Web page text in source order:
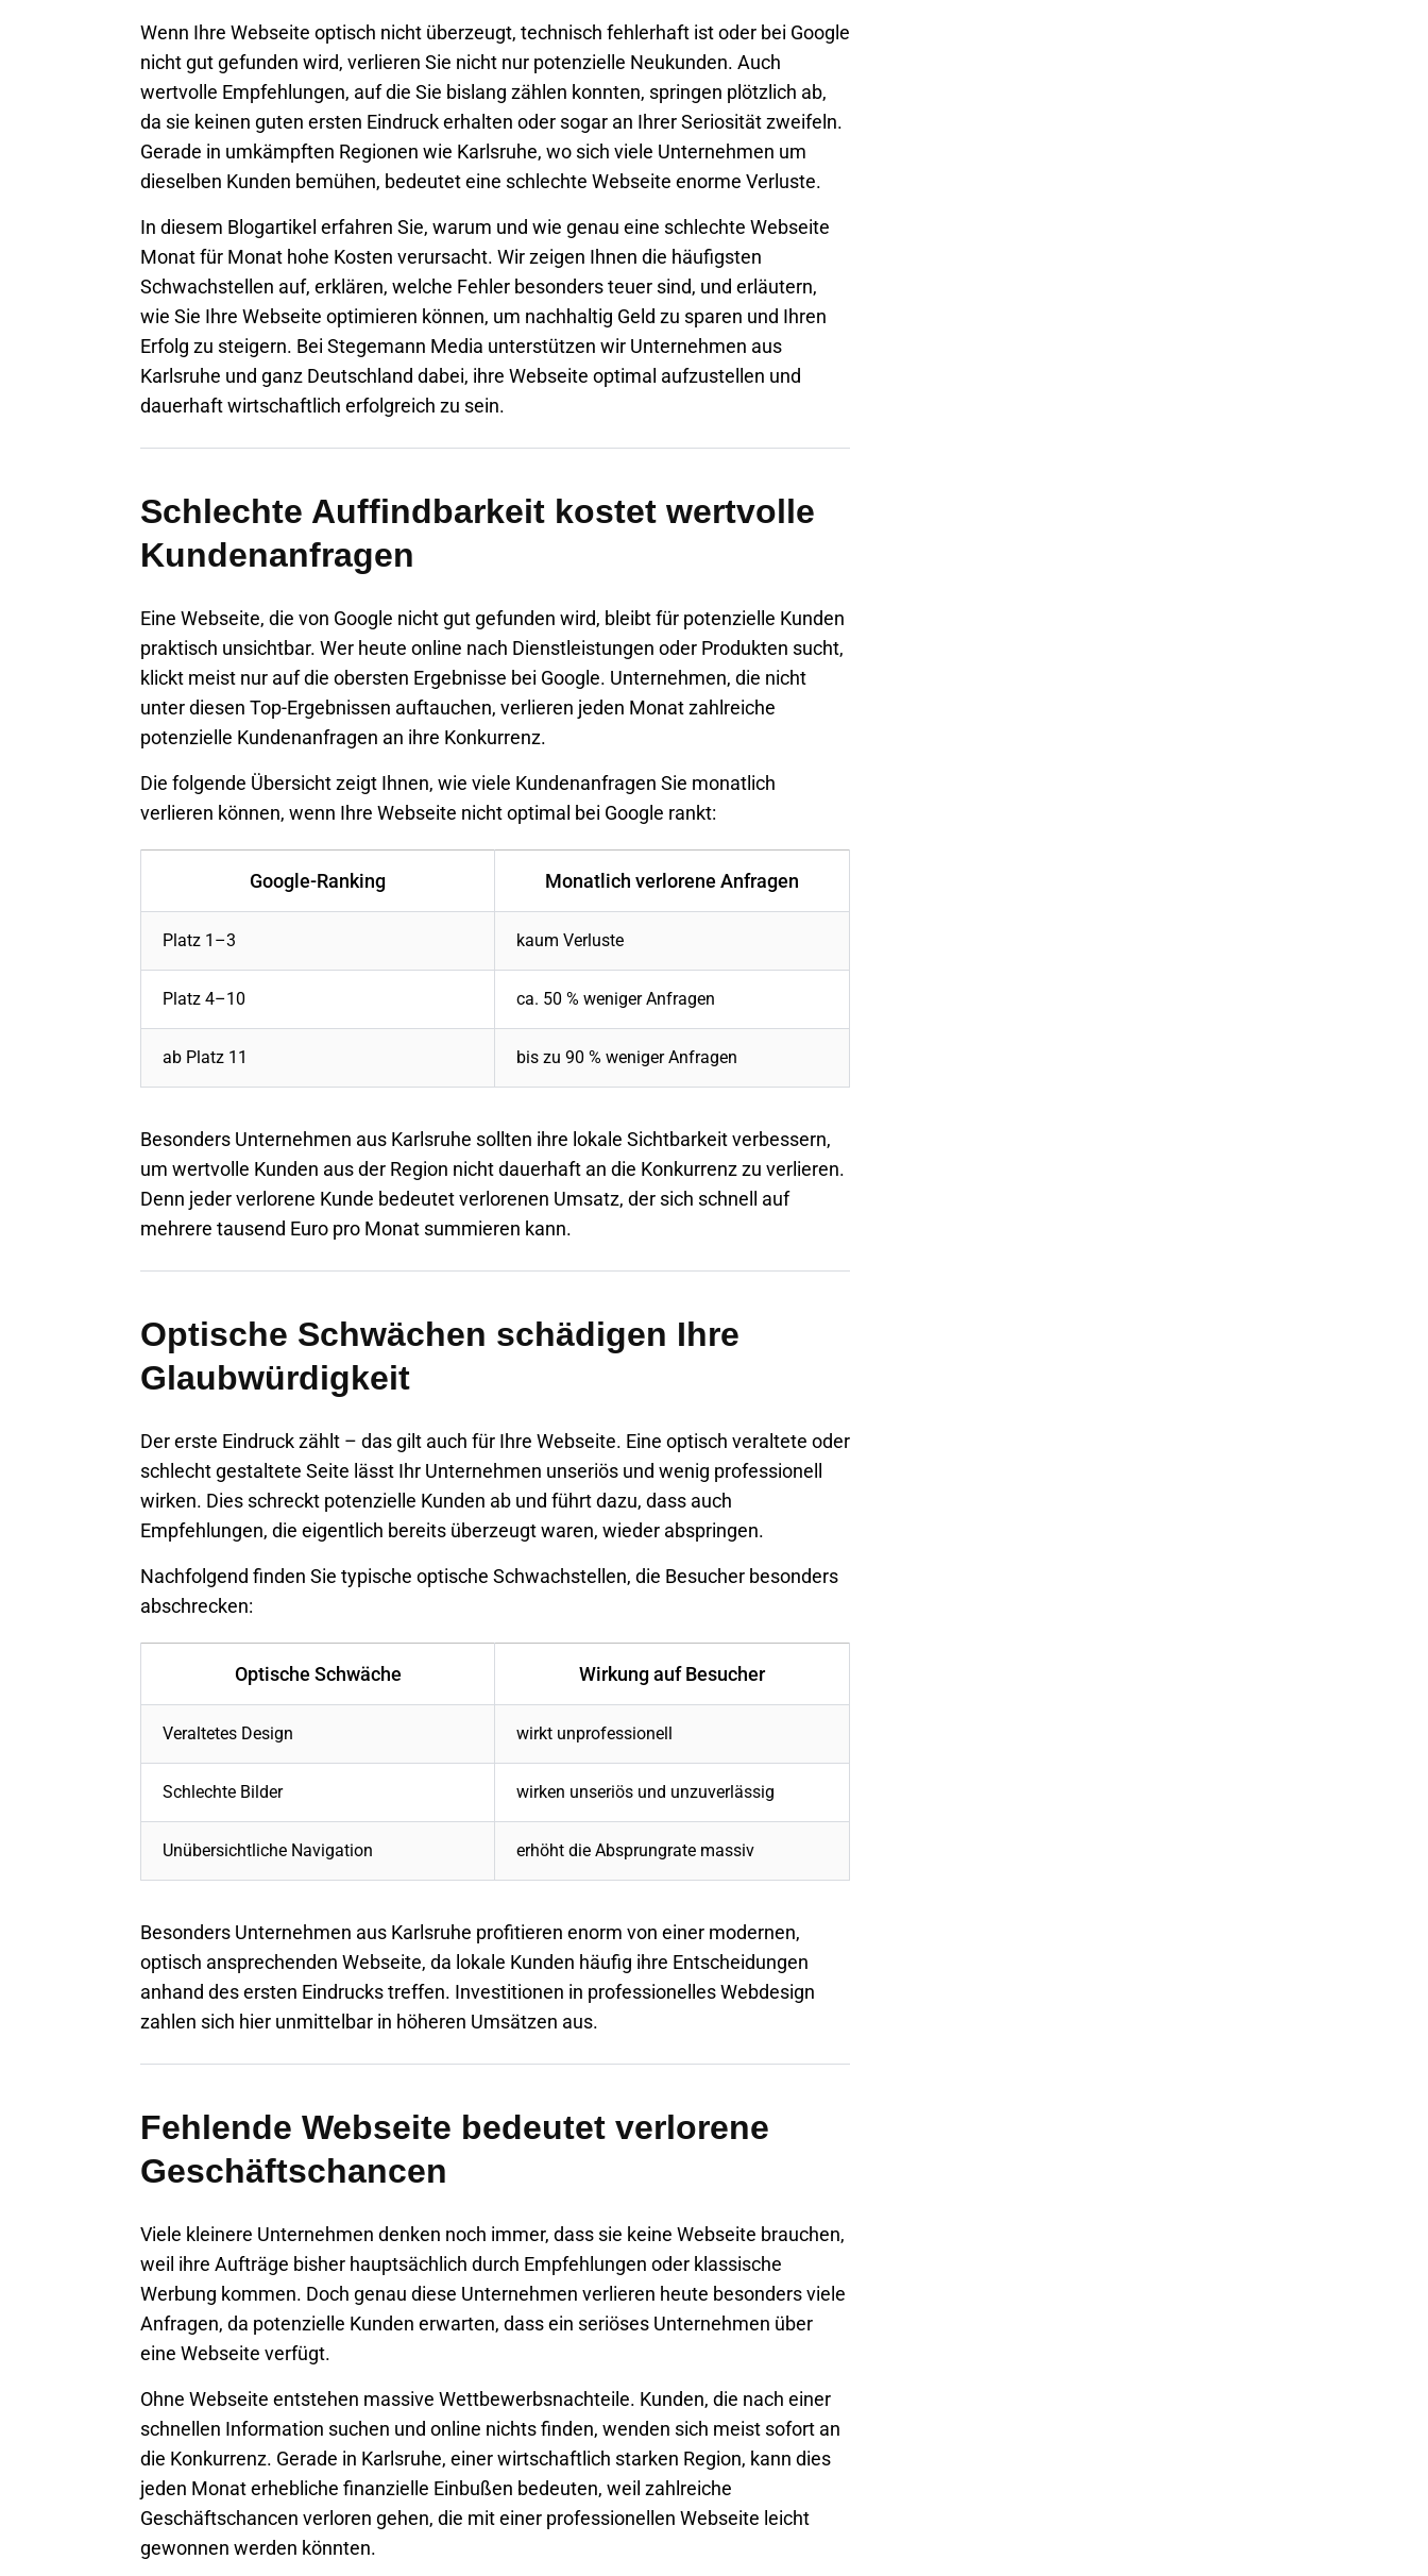
Wenn Ihre Webseite optisch nicht überzeugt, technisch fehlerhaft ist oder bei Google
nicht gut gefunden wird, verlieren Sie nicht nur potenzielle Neukunden. Auch
wertvolle Empfehlungen, auf die Sie bislang zählen konnten, springen plötzlich ab,
da sie keinen guten ersten Eindruck erhalten oder sogar an Ihrer Seriosität zweifeln.
Gerade in umkämpften Regionen wie Karlsruhe, wo sich viele Unternehmen um
dieselben Kunden bemühen, bedeutet eine schlechte Webseite enorme Verluste.
In diesem Blogartikel erfahren Sie, warum und wie genau eine schlechte Webseite
Monat für Monat hohe Kosten verursacht. Wir zeigen Ihnen die häufigsten
Schwachstellen auf, erklären, welche Fehler besonders teuer sind, und erläutern,
wie Sie Ihre Webseite optimieren können, um nachhaltig Geld zu sparen und Ihren
Erfolg zu steigern. Bei Stegemann Media unterstützen wir Unternehmen aus
Karlsruhe und ganz Deutschland dabei, ihre Webseite optimal aufzustellen und
dauerhaft wirtschaftlich erfolgreich zu sein.
Schlechte Auffindbarkeit kostet wertvolle
Kundenanfragen
Eine Webseite, die von Google nicht gut gefunden wird, bleibt für potenzielle Kunden
praktisch unsichtbar. Wer heute online nach Dienstleistungen oder Produkten sucht,
klickt meist nur auf die obersten Ergebnisse bei Google. Unternehmen, die nicht
unter diesen Top-Ergebnissen auftauchen, verlieren jeden Monat zahlreiche
potenzielle Kundenanfragen an ihre Konkurrenz.
Die folgende Übersicht zeigt Ihnen, wie viele Kundenanfragen Sie monatlich
verlieren können, wenn Ihre Webseite nicht optimal bei Google rankt:
Google-Ranking Monatlich verlorene Anfragen
Platz 1–3 kaum Verluste
Platz 4–10 ca. 50 % weniger Anfragen
ab Platz 11 bis zu 90 % weniger Anfragen
Besonders Unternehmen aus Karlsruhe sollten ihre lokale Sichtbarkeit verbessern,
um wertvolle Kunden aus der Region nicht dauerhaft an die Konkurrenz zu verlieren.
Denn jeder verlorene Kunde bedeutet verlorenen Umsatz, der sich schnell auf
mehrere tausend Euro pro Monat summieren kann.
Optische Schwächen schädigen Ihre
Glaubwürdigkeit
Der erste Eindruck zählt – das gilt auch für Ihre Webseite. Eine optisch veraltete oder
schlecht gestaltete Seite lässt Ihr Unternehmen unseriös und wenig professionell
wirken. Dies schreckt potenzielle Kunden ab und führt dazu, dass auch
Empfehlungen, die eigentlich bereits überzeugt waren, wieder abspringen.
Nachfolgend finden Sie typische optische Schwachstellen, die Besucher besonders
abschrecken:
Optische Schwäche Wirkung auf Besucher
Veraltetes Design wirkt unprofessionell
Schlechte Bilder wirken unseriös und unzuverlässig
Unübersichtliche Navigation erhöht die Absprungrate massiv
Besonders Unternehmen aus Karlsruhe profitieren enorm von einer modernen,
optisch ansprechenden Webseite, da lokale Kunden häufig ihre Entscheidungen
anhand des ersten Eindrucks treffen. Investitionen in professionelles Webdesign
zahlen sich hier unmittelbar in höheren Umsätzen aus.
Fehlende Webseite bedeutet verlorene
Geschäftschancen
Viele kleinere Unternehmen denken noch immer, dass sie keine Webseite brauchen,
weil ihre Aufträge bisher hauptsächlich durch Empfehlungen oder klassische
Werbung kommen. Doch genau diese Unternehmen verlieren heute besonders viele
Anfragen, da potenzielle Kunden erwarten, dass ein seriöses Unternehmen über
eine Webseite verfügt.
Ohne Webseite entstehen massive Wettbewerbsnachteile. Kunden, die nach einer
schnellen Information suchen und online nichts finden, wenden sich meist sofort an
die Konkurrenz. Gerade in Karlsruhe, einer wirtschaftlich starken Region, kann dies
jeden Monat erhebliche finanzielle Einbußen bedeuten, weil zahlreiche
Geschäftschancen verloren gehen, die mit einer professionellen Webseite leicht
gewonnen werden könnten.